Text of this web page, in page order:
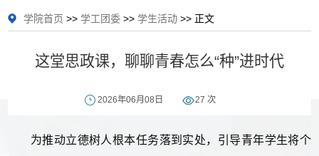
学院首页 >>学工团委 >>学生活动 >> 正文
这堂思政课，聊聊青春怎么“种”进时代
2026年06月08日 27 次
为推动立德树人根本任务落到实处，引导青年学生将个